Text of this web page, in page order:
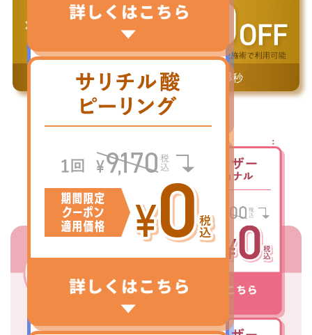
終了まで 23日 02時間 01秒